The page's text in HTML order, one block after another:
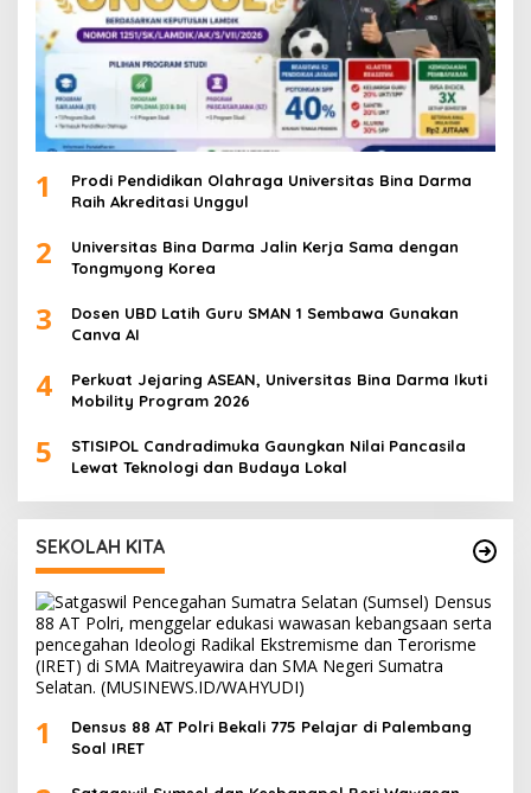
1
Prodi Pendidikan Olahraga Universitas Bina Darma
Raih Akreditasi Unggul
2
Universitas Bina Darma Jalin Kerja Sama dengan
Tongmyong Korea
3
Dosen UBD Latih Guru SMAN 1 Sembawa Gunakan
Canva AI
4
Perkuat Jejaring ASEAN, Universitas Bina Darma Ikuti
Mobility Program 2026
5
STISIPOL Candradimuka Gaungkan Nilai Pancasila
Lewat Teknologi dan Budaya Lokal
SEKOLAH KITA
1
Densus 88 AT Polri Bekali 775 Pelajar di Palembang
Soal IRET